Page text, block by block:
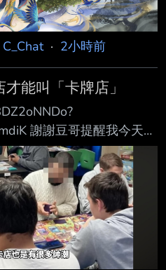
一般上演 我們 —— 仍會做
玄方城同樣陷入危機
· 2小時前
能叫「卡牌店」
謝謝豆哥提醒我今天是
否定鑑定市場或是那些專
是有他們大量開卡才有一
i.imgur.com/8jlw76t.jpeg
而且也有很多帥潮，望眾